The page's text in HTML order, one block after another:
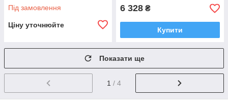
Під замовлення
Ціну уточнюйте
6 328 ₴
Купити
Показати ще
1 / 4